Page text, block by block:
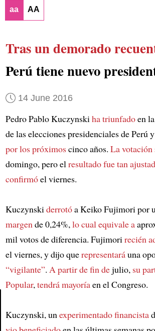
Article
aa AA
Tras un demorado
Perú tiene nuevo
14 June 2016
Pedro Pablo Kuczynskiha triunfadoen la
de las elecciones presidenciales de Perú
por los próximoscinco años. La votación
domingo, pero elresultado fue tan
confirmóel viernes.
Kuczynskiderrotóa Keiko Fujimori por
margende 0,24%,lo cual equivale a
mil votos de diferencia. Fujimorirecién
el viernes, y dijo querepresentaráuna
“vigilante”. A partir de fin dejulio, su
Popular,tendrá mayoríaen el Congreso.
Kuczynski, unexperimentado financista